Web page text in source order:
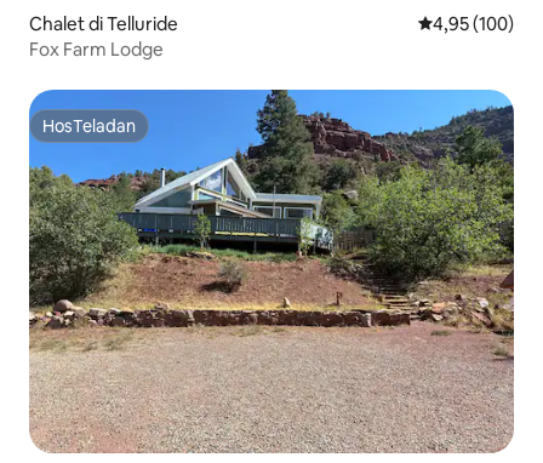
Chalet di Telluride Nilai rata-rata
4,95 (100)
Fox Farm Lodge
HosTeladan
HosTeladan